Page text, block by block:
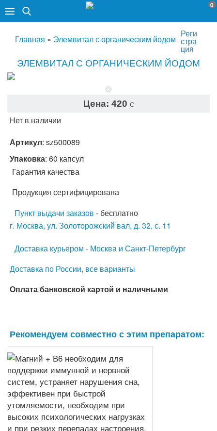
0
Реги
стра
ция
Главная » Элемвитал с органическим йодом
ЭЛЕМВИТАЛ С ОРГАНИЧЕСКИМ ЙОДОМ
Цена: 420 c
Нет в наличии
Артикул: sz500089
Упаковка: 60 капсул
Гарантия качества
Продукция сертифицирована
Пункт выдачи заказов - бесплатно
г. Москва, ул. Золоторожский вал, д. 32, с. 11
Доставка курьером - Москва и Санкт-Петербург
Доставка по России, все варианты
Оплата банковской картой и наличными
Рекомендуем совместно с этим препаратом: